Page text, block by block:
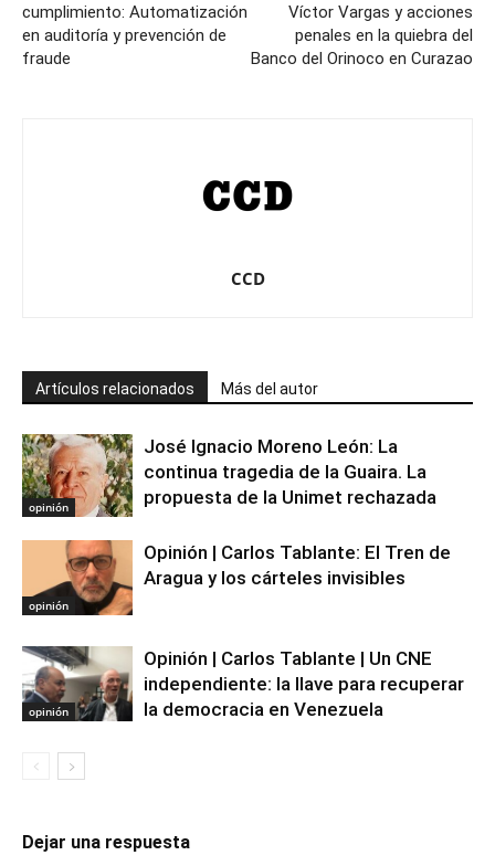
cumplimiento: Automatización
en auditoría y prevención de
fraude
Víctor Vargas y acciones
penales en la quiebra del
Banco del Orinoco en Curazao
CCD
Artículos relacionados Más del autor
opinión
José Ignacio Moreno León: La
continua tragedia de la Guaira. La
propuesta de la Unimet rechazada
opinión
Opinión | Carlos Tablante: El Tren de
Aragua y los cárteles invisibles
opinión
Opinión | Carlos Tablante | Un CNE
independiente: la llave para recuperar
la democracia en Venezuela
Dejar una respuesta